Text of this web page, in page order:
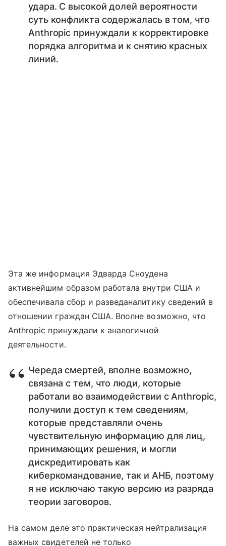
удара. С высокой долей вероятности
суть конфликта содержалась в том, что
Anthropic принуждали к корректировке
порядка алгоритма и к снятию красных
линий.
Эта же информация Эдварда Сноудена
активнейшим образом работала внутри США и
обеспечивала сбор и разведаналитику сведений в
отношении граждан США. Вполне возможно, что
Anthropic принуждали к аналогичной
деятельности.
Череда смертей, вполне возможно,
связана с тем, что люди, которые
работали во взаимодействии с Anthropic,
получили доступ к тем сведениям,
которые представляли очень
чувствительную информацию для лиц,
принимающих решения, и могли
дискредитировать как
киберкомандование, так и АНБ, поэтому
я не исключаю такую версию из разряда
теории заговоров.
На самом деле это практическая нейтрализация
важных свидетелей не только